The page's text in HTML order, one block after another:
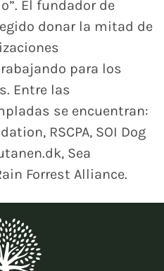
El fundador de
donar la mitad de
para los
Entre las
se encuentran:
RSCPA, SOI Dog
Sea
Forrest Alliance.